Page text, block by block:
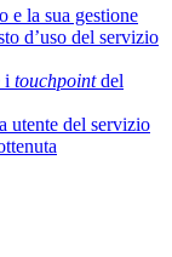
e la sua gestione
d’uso del servizio
i touchpointdel
utente del servizio